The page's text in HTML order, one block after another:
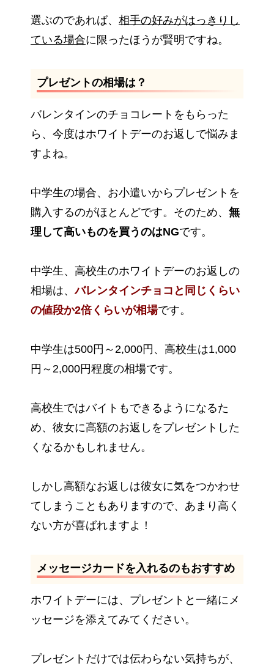
選ぶのであれば、 相手の好みがはっきりし
ている場合に限ったほうが賢明ですね。
プレゼントの相場は？
バレンタインのチョコレートをもらった
ら、今度はホワイトデーのお返しで悩みま
すよね。
中学生の場合、お小遣いからプレゼントを
購入するのがほとんどです。そのため、 無
理して高いものを買うのはNGです。
中学生、高校生のホワイトデーのお返しの
相場は、バレンタインチョコと同じくらい
の値段か2倍くらいが相場です。
中学生は500円～2,000円、高校生は1,000
円～2,000円程度の相場です。
高校生ではバイトもできるようになるた
め、彼女に高額のお返しをプレゼントした
くなるかもしれません。
しかし高額なお返しは彼女に気をつかわせ
てしまうこともありますので、あまり高く
ない方が喜ばれますよ！
メッセージカードを入れるのもおすすめ
ホワイトデーには、プレゼントと一緒にメ
ッセージを添えてみてください。
プレゼントだけでは伝わらない気持ちが、